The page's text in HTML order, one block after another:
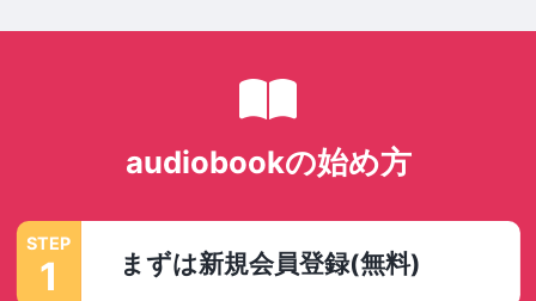
audiobookの始め方
STEP
1 まずは新規会員登録(無料)